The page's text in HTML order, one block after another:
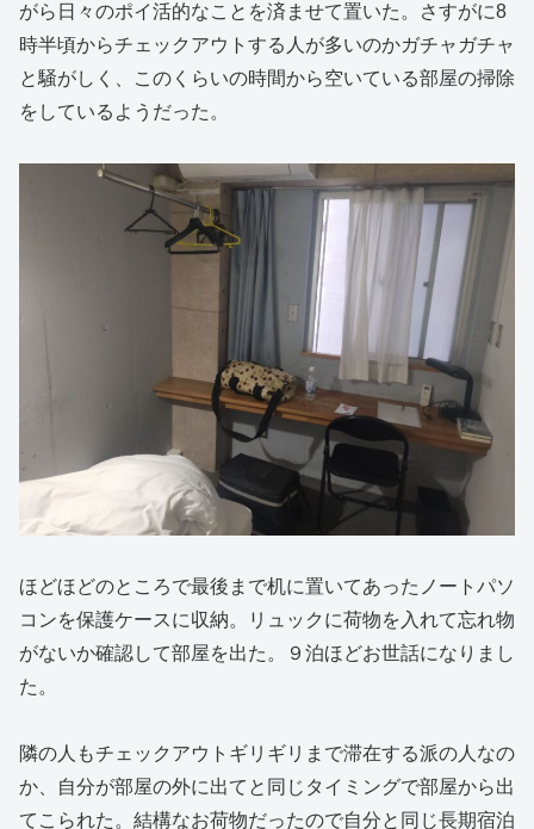
がら日々のポイ活的なことを済ませて置いた。さすがに8
時半頃からチェックアウトする人が多いのかガチャガチャ
と騒がしく、このくらいの時間から空いている部屋の掃除
をしているようだった。
ほどほどのところで最後まで机に置いてあったノートパソ
コンを保護ケースに収納。リュックに荷物を入れて忘れ物
がないか確認して部屋を出た。９泊ほどお世話になりまし
た。
隣の人もチェックアウトギリギリまで滞在する派の人なの
か、自分が部屋の外に出てと同じタイミングで部屋から出
てこられた。結構なお荷物だったので自分と同じ長期宿泊